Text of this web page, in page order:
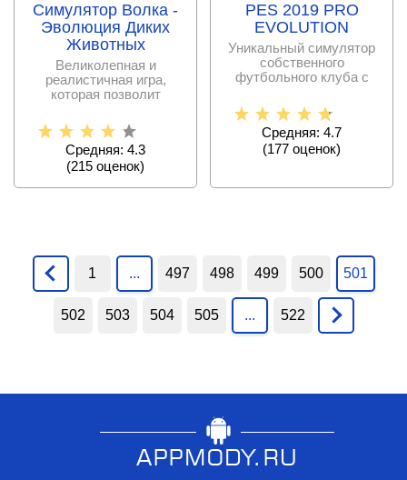
Симулятор Волка -
Эволюция Диких
Животных
Великолепная и
реалистичная игра,
которая позволит
шкуру волка и
Средняя: 4.3
(215 оценок)
PES 2019 PRO
EVOLUTION
Уникальный симулятор
собственного
футбольного клуба с
возможностями и
Средняя: 4.7
(177 оценок)
1 ... 497 498 499 500 501
502 503 504 505 ... 522